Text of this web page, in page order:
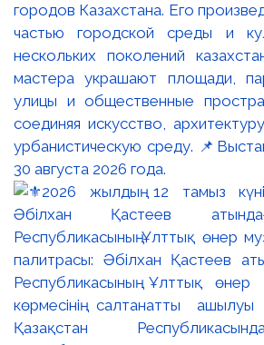
городов Казахстана. Его
частью городской среды и
нескольких поколений
мастера украшают площади,
улицы и общественные
соединяя искусство,
урбанистическую среду.
30 августа 2026 года.